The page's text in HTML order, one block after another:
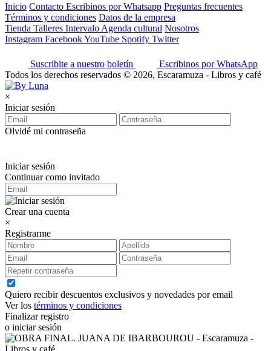
Inicio Contacto Escribinos por Whatsapp Preguntas frecuentes
Términos y condiciones Datos de la empresa
Tienda Talleres Intervalo Agenda cultural Nosotros
Instagram FacebookYouTube Spotify Twitter
Suscribite a nuestro boletín
Escribinos por WhatsApp
Todos los derechos reservados © 2026, Escaramuza - Libros y café
×
Iniciar sesión
Olvidé mi contraseña
Iniciar sesión
Continuar como invitado
Crear una cuenta
×
Registrarme
Quiero recibir descuentos exclusivos y novedades por email
Ver los términos y condiciones
Finalizar registro
o iniciar sesión